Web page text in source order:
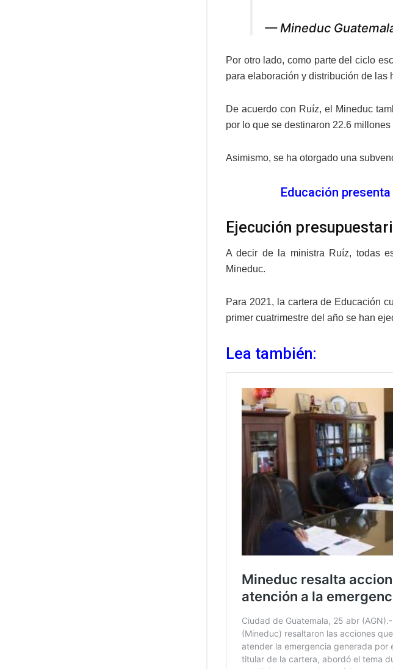
— Mineduc
Por otro lado, como parte del ciclo
para elaboración y distribución de las
De acuerdo con Ruíz, el Mineduc
por lo que se destinaron 22.6
Asimismo, se ha otorgado una
Educación
Ejecución
A decir de la ministra Ruíz, todas
Mineduc.
Para 2021, la cartera de Educación
primer cuatrimestre del año se han
Lea también: